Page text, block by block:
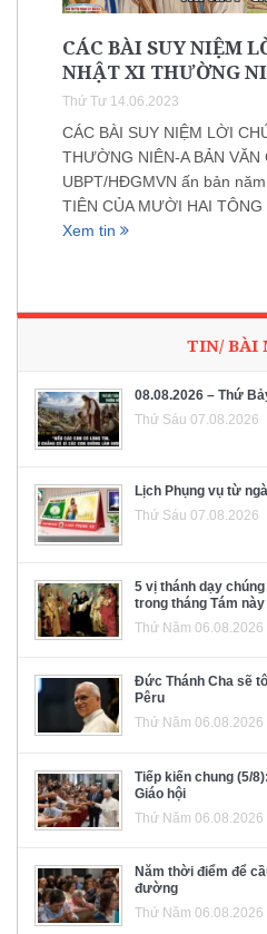
CÁC BÀI SUY NIỆM
NHẬT XI THƯỜNG
Thứ Tư 14.06.2023
CÁC BÀI SUY NIỆM LỜI
THƯỜNG NIÊN-A BẢN
UBPT/HĐGMVN ấn bản
TIÊN CỦA MƯỜI HAI
Xem tin
TIN/ BÀI
08.08.2026 – Thứ
Thứ Sáu 07.08.2026
Lịch Phụng vụ từ
Thứ Sáu 07.08.2026
5 vị thánh dạy
trong tháng Tám này
Thứ Năm 06.08.2026
Đức Thánh Cha sẽ
Pêru
Thứ Năm 06.08.2026
Tiếp kiến chung (5/
Giáo hội
Thứ Năm 06.08.2026
Năm thời điểm để
đường
Thứ Năm 06.08.2026